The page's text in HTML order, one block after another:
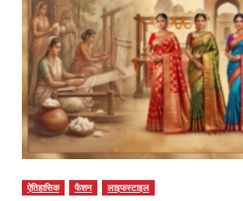
ऐतिहासिक फैशन लाइफस्टाइल